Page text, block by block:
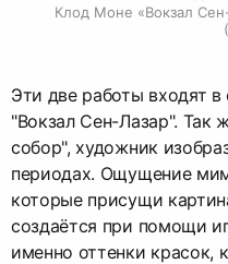
Клод Моне «Вокзал
Эти две работы входят
"Вокзал Сен-Лазар". Так
собор", художник
периодах. Ощущение
которые присущи
создаётся при помощи
именно оттенки красок,